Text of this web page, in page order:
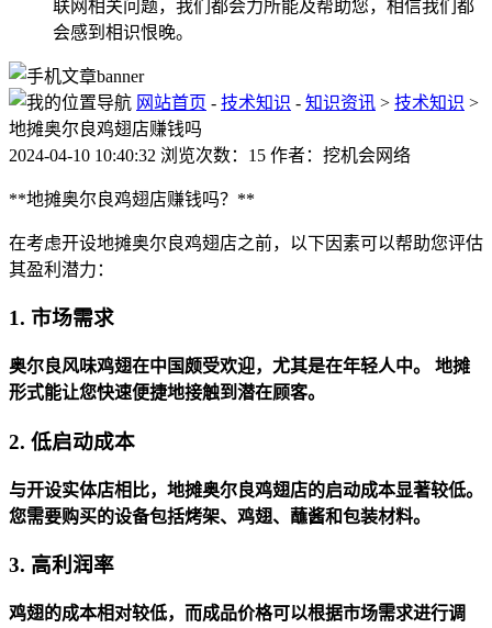
联网相关问题，我们都会力所能及帮助您，相信我们都
会感到相识恨晚。
网站首页 - 技术知识 - 知识资讯 > 技术知识 >
地摊奥尔良鸡翅店赚钱吗
2024-04-10 10:40:32 浏览次数：15 作者：挖机会网络
**地摊奥尔良鸡翅店赚钱吗？**
在考虑开设地摊奥尔良鸡翅店之前，以下因素可以帮助您评估
其盈利潜力：
1. 市场需求
奥尔良风味鸡翅在中国颇受欢迎，尤其是在年轻人中。
地摊
形式能让您快速便捷地接触到潜在顾客。
2. 低启动成本
与开设实体店相比，地摊奥尔良鸡翅店的启动成本显著较低。
您需要购买的设备包括烤架、鸡翅、蘸酱和包装材料。
3. 高利润率
鸡翅的成本相对较低，而成品价格可以根据市场需求进行调